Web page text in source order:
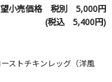
小売価格 税別 5,000円
(税込 5,400円)
ストチキンレッグ（洋風